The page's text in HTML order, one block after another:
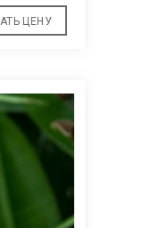
ЦЕНУ